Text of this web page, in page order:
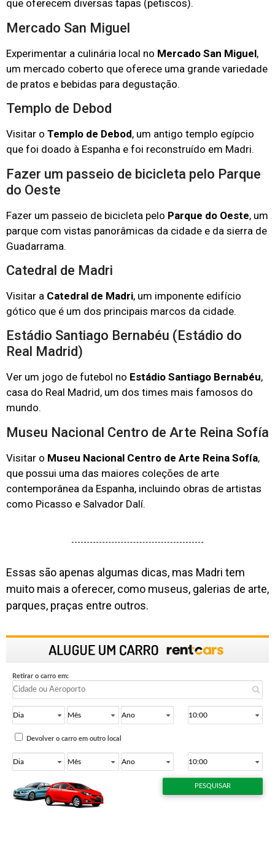
que oferecem diversas tapas (petiscos).
Mercado San Miguel
Experimentar a culinária local no Mercado San Miguel,
um mercado coberto que oferece uma grande variedade
de pratos e bebidas para degustação.
Templo de Debod
Visitar o Templo de Debod, um antigo templo egípcio
que foi doado à Espanha e foi reconstruído em Madri.
Fazer um passeio de bicicleta pelo Parque
do Oeste
Fazer um passeio de bicicleta pelo Parque do Oeste, um
parque com vistas panorâmicas da cidade e da sierra de
Guadarrama.
Catedral de Madri
Visitar a Catedral de Madri, um imponente edifício
gótico que é um dos principais marcos da cidade.
Estádio Santiago Bernabéu (Estádio do
Real Madrid)
Ver um jogo de futebol no Estádio Santiago Bernabéu,
casa do Real Madrid, um dos times mais famosos do
mundo.
Museu Nacional Centro de Arte Reina Sofía
Visitar o Museu Nacional Centro de Arte Reina Sofía,
que possui uma das maiores coleções de arte
contemporânea da Espanha, incluindo obras de artistas
como Picasso e Salvador Dalí.
Essas são apenas algumas dicas, mas Madri tem
muito mais a oferecer, como museus, galerias de arte,
parques, praças entre outros.